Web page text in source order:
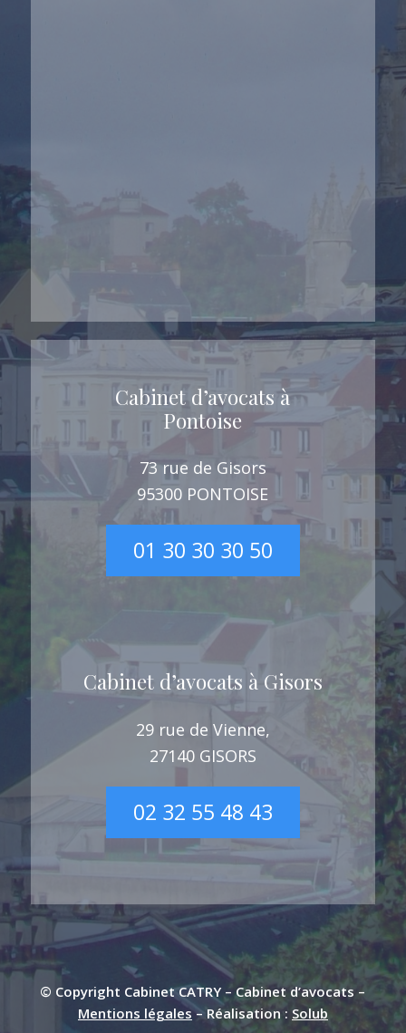
Cabinet d’avocats à
Pontoise
73 rue de Gisors
95300 PONTOISE
01 30 30 30 50
Cabinet d’avocats à Gisors
29 rue de Vienne,
27140 GISORS
02 32 55 48 43
© Copyright Cabinet CATRY – Cabinet d’avocats –
Mentions légales– Réalisation : Solub